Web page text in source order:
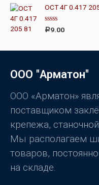
н
к
а
0
и
ОСТ 4Г 0.417
О
и
з
Р9.00
ООО "Арматон"
ООО «Арматон»
поставщиком
крепежа,
Мы располагаем
товаров,
на складе.